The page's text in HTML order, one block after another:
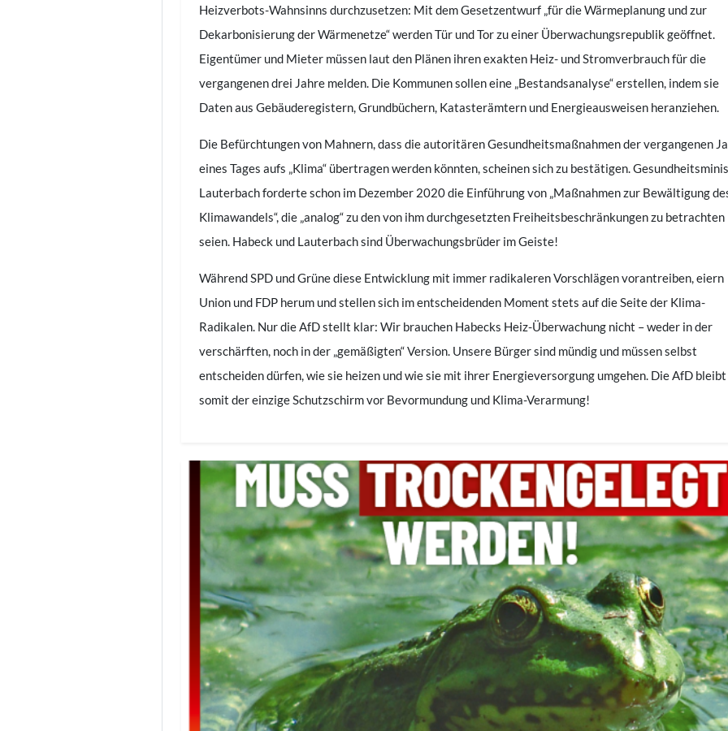
Heizverbots-Wahnsinns durchzusetzen: Mit dem Gesetzentwurf „für die Wärmeplanung und zur
Dekarbonisierung der Wärmenetze“ werden Tür und Tor zu einer Überwachungsrepublik geöffnet.
Eigentümer und Mieter müssen laut den Plänen ihren exakten Heiz- und Stromverbrauch für die
vergangenen drei Jahre melden. Die Kommunen sollen eine „Bestandsanalyse“ erstellen, indem sie
Daten aus Gebäuderegistern, Grundbüchern, Katasterämtern und Energieausweisen heranziehen.
Die Befürchtungen von Mahnern, dass die autoritären Gesundheitsmaßnahmen der vergangenen
eines Tages aufs „Klima“ übertragen werden könnten, scheinen sich zu bestätigen.
Lauterbach forderte schon im Dezember 2020 die Einführung von „Maßnahmen zur Bewältigung
Klimawandels“, die „analog“ zu den von ihm durchgesetzten Freiheitsbeschränkungen zu betrachten
seien. Habeck und Lauterbach sind Überwachungsbrüder im Geiste!
Während SPD und Grüne diese Entwicklung mit immer radikaleren Vorschlägen vorantreiben, eiern
Union und FDP herum und stellen sich im entscheidenden Moment stets auf die Seite der Klima-
Radikalen. Nur die AfD stellt klar: Wir brauchen Habecks Heiz-Überwachung nicht – weder in der
verschärften, noch in der „gemäßigten“ Version. Unsere Bürger sind mündig und müssen selbst
entscheiden dürfen, wie sie heizen und wie sie mit ihrer Energieversorgung umgehen. Die AfD bleibt
somit der einzige Schutzschirm vor Bevormundung und Klima-Verarmung!